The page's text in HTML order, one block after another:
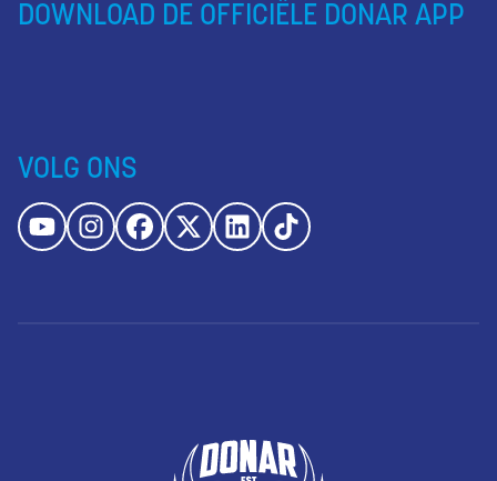
DOWNLOAD DE OFFICIËLE DONAR APP
VOLG ONS